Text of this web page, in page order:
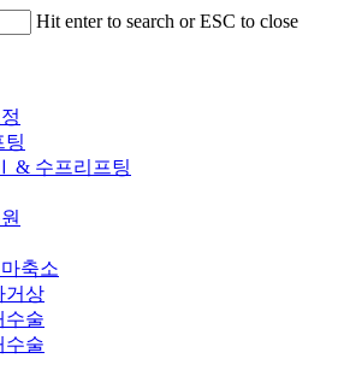
Hit enter to search or ESC to close
팅
& 수프리프팅
축소
거상
수술
수술